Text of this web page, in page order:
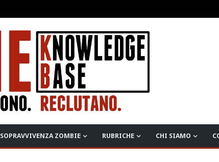
SOPRAVVIVENZA ZOMBIE RUBRICHE CHI SIAMO